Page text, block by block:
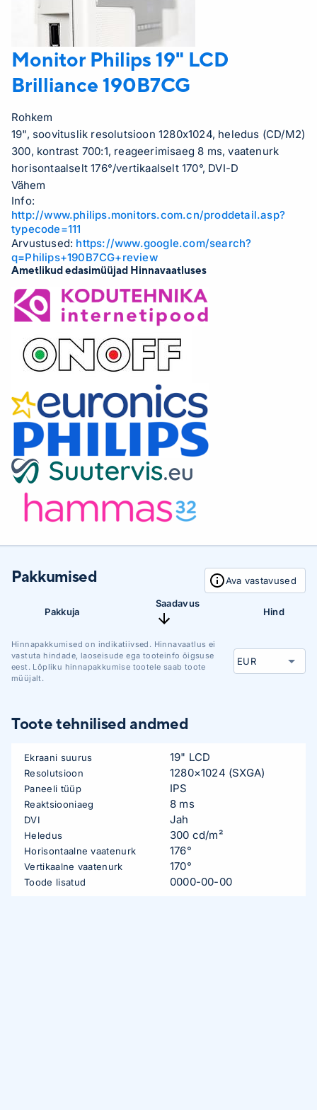
Monitor Philips 19" LCD
Brilliance 190B7CG
Rohkem
19", soovituslik resolutsioon 1280x1024, heledus (CD/M2)
300, kontrast 700:1, reageerimisaeg 8 ms, vaatenurk
horisontaalselt 176°/vertikaalselt 170°, DVI-D
Vähem
Info:
http://www.philips.monitors.com.cn/proddetail.asp?
typecode=111
Arvustused: https://www.google.com/search?
q=Philips+190B7CG+review
Ametlikud edasimüüjad Hinnavaatluses
Pakkumised Ava vastavused
Pakkuja
Saadavus
Hind
Hinnapakkumised on indikatiivsed. Hinnavaatlus ei
vastuta hindade, laoseisude ega tooteinfo õigsuse
eest. Lõpliku hinnapakkumise tootele saab toote
müüjalt.
Toote tehnilised andmed
Ekraani suurus 19" LCD
Resolutsioon 1280×1024 (SXGA)
Paneeli tüüp IPS
Reaktsiooniaeg 8 ms
DVI Jah
Heledus 300 cd/m²
Horisontaalne vaatenurk 176°
Vertikaalne vaatenurk 170°
Toode lisatud 0000-00-00